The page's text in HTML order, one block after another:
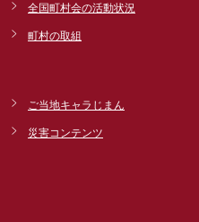
全国町村会の活動状況
町村の取組
ご当地キャラじまん
災害コンテンツ